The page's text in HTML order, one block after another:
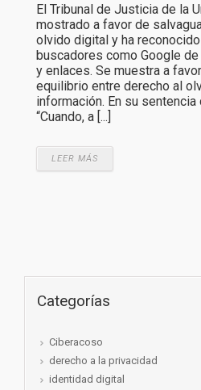
El Tribunal de Justicia de la
mostrado a favor de
olvido digital y ha
buscadores como Google
y enlaces. Se muestra a
equilibrio entre derecho al
información. En su sentencia
“Cuando, a [...]
LEER MÁS
Categorías
Ciberacoso
derecho a la privacidad
identidad digital